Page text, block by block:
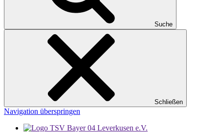
Suche
Schließen
Navigation überspringen